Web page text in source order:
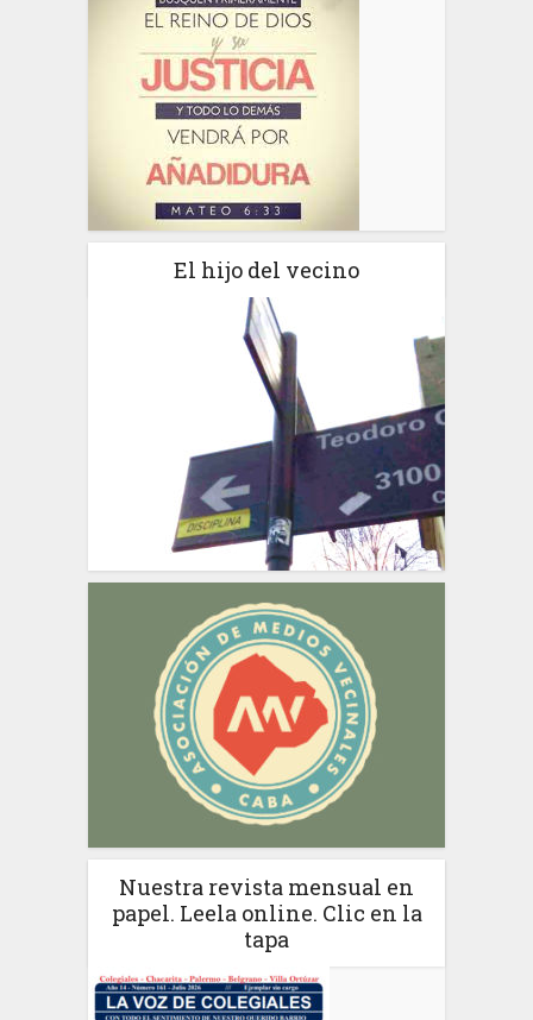
El hijo del vecino
Nuestra revista mensual en
papel. Leela online. Clic en la
tapa